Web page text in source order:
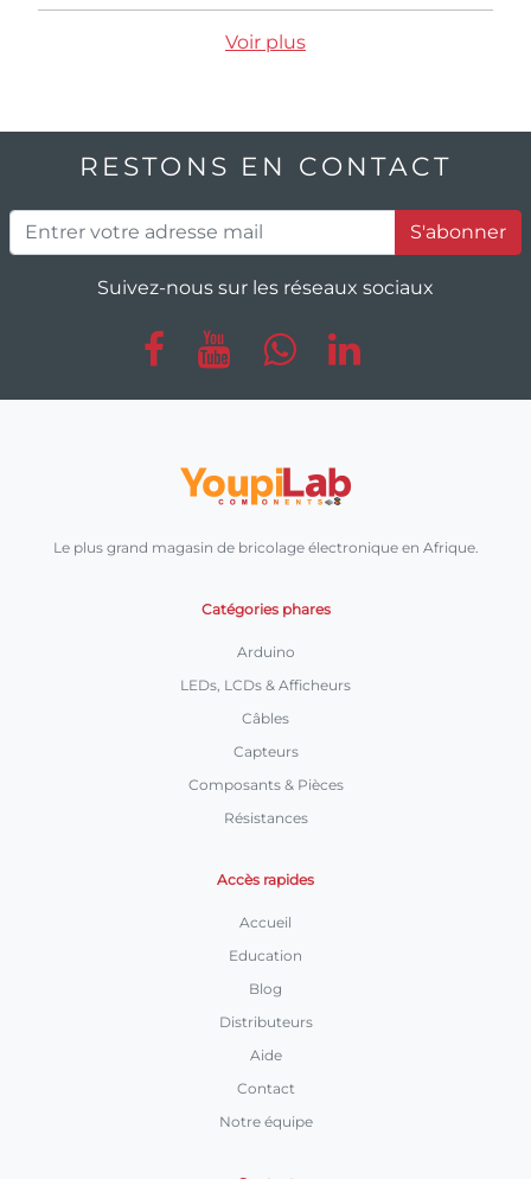
Voir plus
RESTONS EN CONTACT
S'abonner
Suivez-nous sur les réseaux sociaux
Le plus grand magasin de bricolage électronique en Afrique.
Catégories phares
Arduino
LEDs, LCDs & Afficheurs
Câbles
Capteurs
Composants & Pièces
Résistances
Accès rapides
Accueil
Education
Blog
Distributeurs
Aide
Contact
Notre équipe